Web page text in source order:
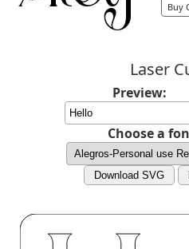
Buy
Laser
Preview:
Choose a
Download SVG